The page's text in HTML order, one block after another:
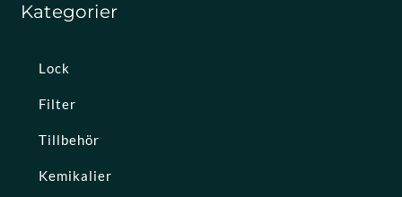
Kategorier
Lock
Filter
Tillbehör
Kemikalier